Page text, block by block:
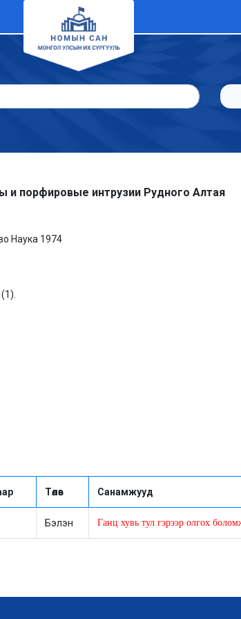
и порфировые интрузии Рудного Алтая
Наука 1974
Төлөв Санамжууд
Бэлэн Ганц хувь тул гэрээр олгох